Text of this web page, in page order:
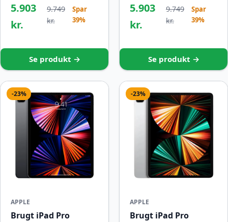
5.903
kr.
9.749
kr.
Spar
39%
Se produkt →
5.903
kr.
9.749
kr.
Spar
39%
Se produkt →
-23%
APPLE
Brugt iPad Pro
-23%
APPLE
Brugt iPad Pro